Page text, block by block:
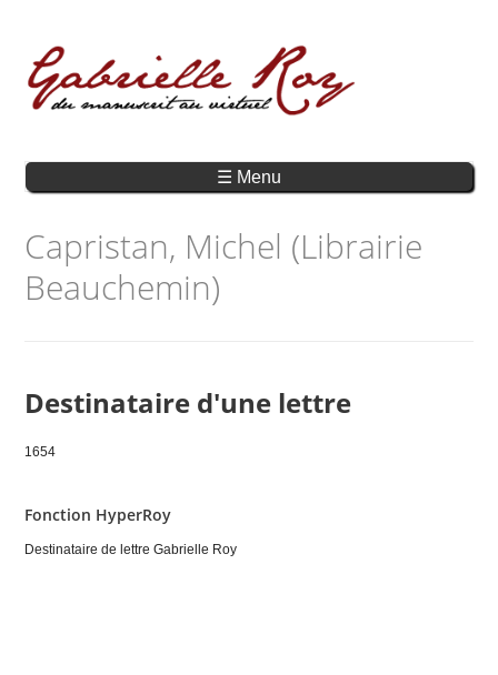
☰ Menu
Capristan, Michel (Librairie
Beauchemin)
Destinataire d'une lettre
1654
Fonction HyperRoy
Destinataire de lettre Gabrielle Roy